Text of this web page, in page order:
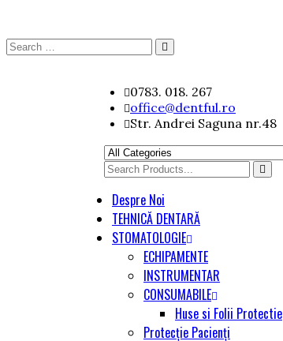
Search
0783. 018. 267
office@dentful.ro
Str. Andrei Saguna nr.48
Search
Despre Noi
TEHNICĂ DENTARĂ
STOMATOLOGIE
ECHIPAMENTE
INSTRUMENTAR
CONSUMABILE
Huse si Folii Protectie
Protecție Pacienți